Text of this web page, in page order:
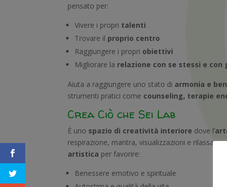
pensato per:
Vivere i propri talenti
Trovare il proprio centro
Raggiungere i propri obiettivi
Migliorare la relazione con se stessi e con
Aiuta a raggiungere uno stato di armonia e
strumenti pratici come counseling, terapie
Crea Ciò che Sei Lab
È uno spazio di creatività interiore dove l’
respirazione, mantra, visualizzazioni e
artistica per favorire:
Benessere emotivo e spirituale